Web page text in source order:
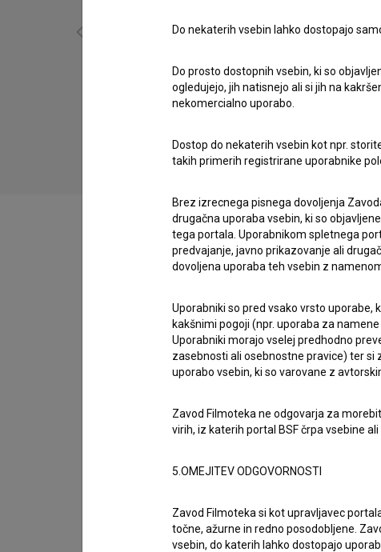
Trenutki pred zbujenjem (2019)
eksperimentalni, umetniški
Zasedba
Projekcije
Do nekaterih vsebin lahko dostopajo
Do prosto dostopnih vsebin, ki so
ogledujejo, jih natisnejo ali si jih na
nekomercialno uporabo.
Dostop do nekaterih vsebin kot npr.
takih primerih registrirane uporabnike
Brez izrecnega pisnega dovoljenja
drugačna uporaba vsebin, ki so
tega portala. Uporabnikom spletnega
predvajanje, javno prikazovanje ali
dovoljena uporaba teh vsebin z
Uporabniki so pred vsako vrsto uporabe,
kakšnimi pogoji (npr. uporaba za
Uporabniki morajo vselej predhodno
zasebnosti ali osebnostne pravice) ter
uporabo vsebin, ki so varovane z
Zavod Filmoteka ne odgovarja za
virih, iz katerih portal BSF črpa vsebine
5.OMEJITEV ODGOVORNOSTI
Zavod Filmoteka si kot upravljavec
točne, ažurne in redno posodobljene.
vsebin, do katerih lahko dostopajo